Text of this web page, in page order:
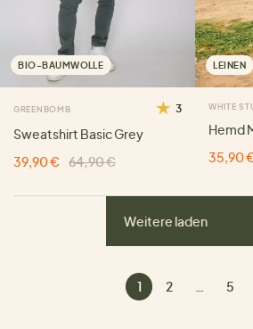
BIO-BAUMWOLLE
GREENBOMB 3
Sweatshirt Basic Grey
39,90 €
64,90 €
LEINEN
WHITE
Hemd
35,90
Weitere laden
1 2 5